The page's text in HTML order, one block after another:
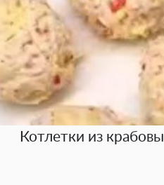
Котлетки из